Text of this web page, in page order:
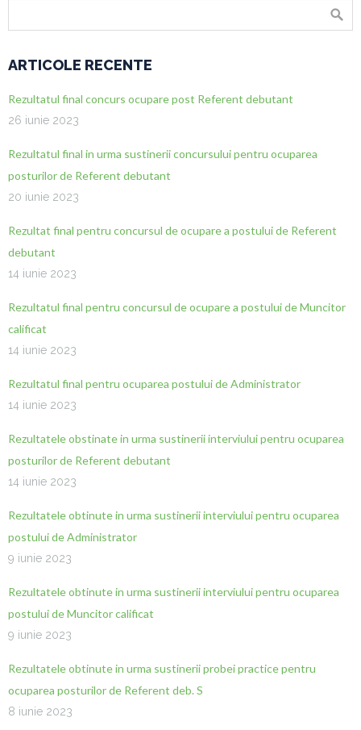
ARTICOLE RECENTE
Rezultatul final concurs ocupare post Referent debutant
26 iunie 2023
Rezultatul final in urma sustinerii concursului pentru ocuparea
posturilor de Referent debutant
20 iunie 2023
Rezultat final pentru concursul de ocupare a postului de Referent
debutant
14 iunie 2023
Rezultatul final pentru concursul de ocupare a postului de Muncitor
calificat
14 iunie 2023
Rezultatul final pentru ocuparea postului de Administrator
14 iunie 2023
Rezultatele obstinate in urma sustinerii interviului pentru ocuparea
posturilor de Referent debutant
14 iunie 2023
Rezultatele obtinute in urma sustinerii interviului pentru ocuparea
postului de Administrator
9 iunie 2023
Rezultatele obtinute in urma sustinerii interviului pentru ocuparea
postului de Muncitor calificat
9 iunie 2023
Rezultatele obtinute in urma sustinerii probei practice pentru
ocuparea posturilor de Referent deb. S
8 iunie 2023